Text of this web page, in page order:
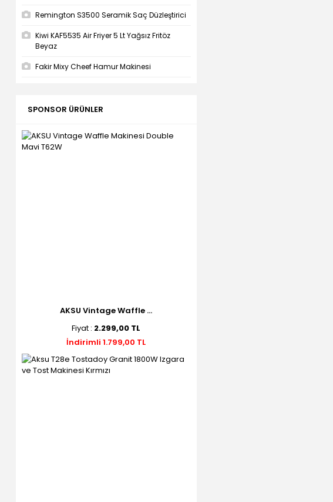
Remington S3500 Seramik Saç Düzleştirici
Kiwi KAF5535 Air Friyer 5 Lt Yağsız Fritöz
Beyaz
Fakir Mixy Cheef Hamur Makinesi
SPONSOR ÜRÜNLER
AKSU Vintage Waffle ...
Fiyat : 2.299,00 TL
İndirimli 1.799,00 TL